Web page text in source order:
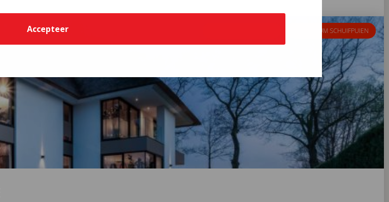
Accepteer ALUMINIUM SCHUIFPUIEN